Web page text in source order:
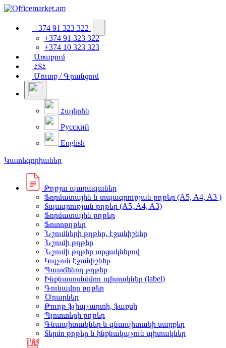
+374 91 323 322
+374 91 323 322
+374 10 323 323
Առաքում
ՀՏՀ
Մուտք / Գրանցում
Հայերեն
Русский
English
Կատեգորիաներ
Թղթյա պարագաներ
Ֆորմատային և տպագրության թղթեր (A5, A4, A3 )
Տպագրության թղթեր (A5, A4, A3)
Ֆորմատային թղթեր
Ֆոտոթղթեր
Նշումների թղթեր, էջանիշներ
Նշումի թղթեր
Նշումի թղթեր տրցակներով
Կպչուն էջանիշներ
Պատճենող թղթեր
Ինքնասոսնձվող պիտակներ (label)
Գունավոր թղթեր
Ծրարներ
Թուղթ ֆլիպչարտի, ֆաքսի
Պլոտտերի թղթեր
Գնապիտակներ և գնապիտակի սարքեր
Տերմո թղթեր և ինքնակպչուն պիտակներ